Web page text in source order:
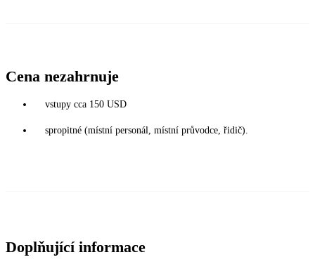
Cena nezahrnuje
vstupy cca 150 USD
spropitné (místní personál, místní průvodce, řidič).
Doplňující informace